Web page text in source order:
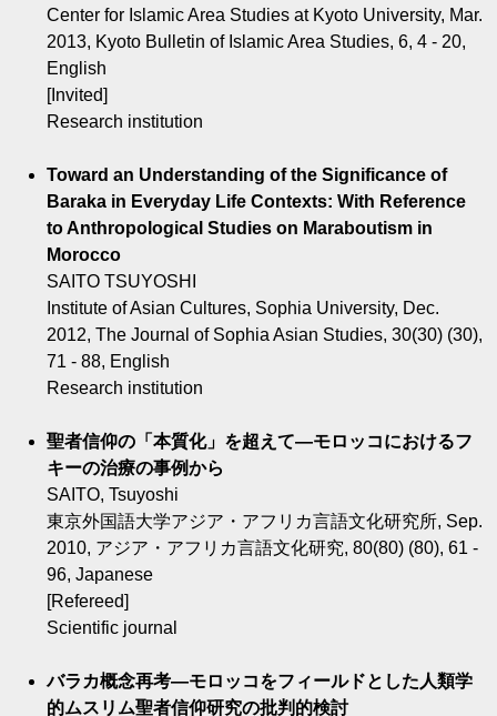
Center for Islamic Area Studies at Kyoto University, Mar.
2013, Kyoto Bulletin of Islamic Area Studies, 6, 4 - 20,
English
[Invited]
Research institution
Toward an Understanding of the Significance of
Baraka in Everyday Life Contexts: With Reference
to Anthropological Studies on Maraboutism in
Morocco
SAITO TSUYOSHI
Institute of Asian Cultures, Sophia University, Dec.
2012, The Journal of Sophia Asian Studies, 30(30) (30),
71 - 88, English
Research institution
聖者信仰の「本質化」を超えて―モロッコにおけるフ
キーの治療の事例から
SAITO, Tsuyoshi
東京外国語大学アジア・アフリカ言語文化研究所, Sep.
2010, アジア・アフリカ言語文化研究, 80(80) (80), 61 -
96, Japanese
[Refereed]
Scientific journal
バラカ概念再考―モロッコをフィールドとした人類学
的ムスリム聖者信仰研究の批判的検討